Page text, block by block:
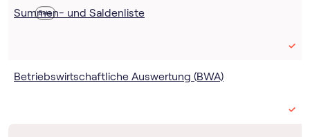
Summen- und Saldenliste
Beta
Betriebswirtschaftliche Auswertung (BWA)